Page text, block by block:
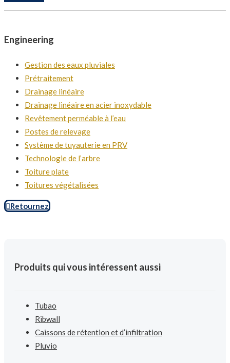
Engineering
Gestion des eaux pluviales
Prétraitement
Drainage linéaire
Drainage linéaire en acier inoxydable
Revêtement perméable à l’eau
Postes de relevage
Système de tuyauterie en PRV
Technologie de l’arbre
Toiture plate
Toitures végétalisées
Retournez
Produits qui vous intéressent aussi
Tubao
Ribwall
Caissons de rétention et d’infiltration
Pluvio